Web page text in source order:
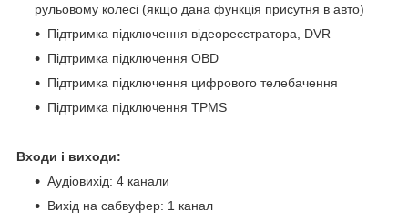
рульовому колесі (якщо дана функція присутня в авто)
Підтримка підключення відеореєстратора, DVR
Підтримка підключення OBD
Підтримка підключення цифрового телебачення
Підтримка підключення TPMS
Входи і виходи:
Аудіовихід: 4 канали
Вихід на сабвуфер: 1 канал